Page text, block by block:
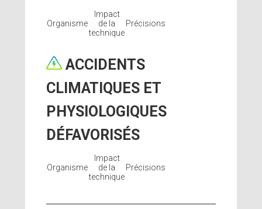
Organisme
Impact
de la
technique
Précisions
ACCIDENTS
CLIMATIQUES ET
PHYSIOLOGIQUES
DÉFAVORISÉS
Organisme
Impact
de la
technique
Précisions